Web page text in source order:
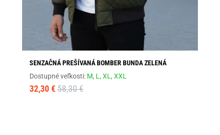
SENZAČNÁ PREŠÍVANÁ BOMBER BUNDA ZELENÁ
Dostupné veľkosti: M, L,XL,XXL
32,30 € 58,30 €